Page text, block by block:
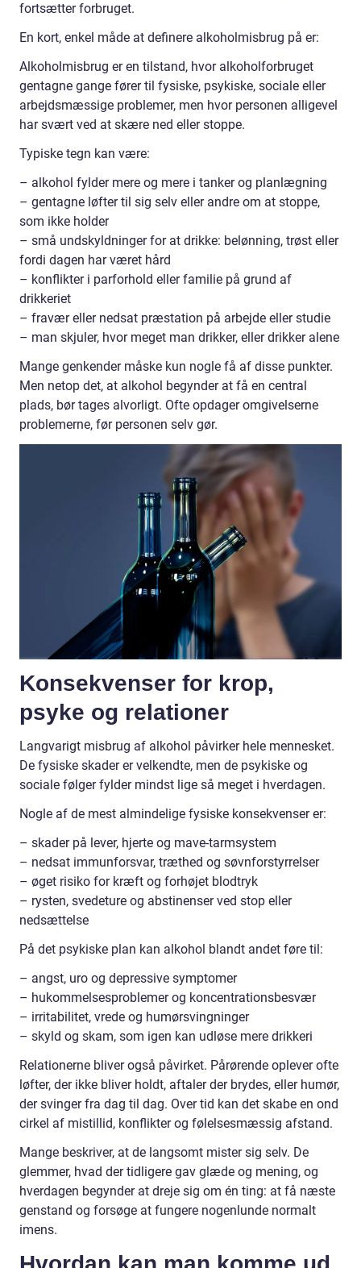
fortsætter forbruget.
En kort, enkel måde at definere alkoholmisbrug på er:
Alkoholmisbrug er en tilstand, hvor alkoholforbruget
gentagne gange fører til fysiske, psykiske, sociale eller
arbejdsmæssige problemer, men hvor personen alligevel
har svært ved at skære ned eller stoppe.
Typiske tegn kan være:
– alkohol fylder mere og mere i tanker og planlægning
– gentagne løfter til sig selv eller andre om at stoppe,
som ikke holder
– små undskyldninger for at drikke: belønning, trøst eller
fordi dagen har været hård
– konflikter i parforhold eller familie på grund af
drikkeriet
– fravær eller nedsat præstation på arbejde eller studie
– man skjuler, hvor meget man drikker, eller drikker alene
Mange genkender måske kun nogle få af disse punkter.
Men netop det, at alkohol begynder at få en central
plads, bør tages alvorligt. Ofte opdager omgivelserne
problemerne, før personen selv gør.
Konsekvenser for krop,
psyke og relationer
Langvarigt misbrug af alkohol påvirker hele mennesket.
De fysiske skader er velkendte, men de psykiske og
sociale følger fylder mindst lige så meget i hverdagen.
Nogle af de mest almindelige fysiske konsekvenser er:
– skader på lever, hjerte og mave-tarmsystem
– nedsat immunforsvar, træthed og søvnforstyrrelser
– øget risiko for kræft og forhøjet blodtryk
– rysten, svedeture og abstinenser ved stop eller
nedsættelse
På det psykiske plan kan alkohol blandt andet føre til:
– angst, uro og depressive symptomer
– hukommelsesproblemer og koncentrationsbesvær
– irritabilitet, vrede og humørsvingninger
– skyld og skam, som igen kan udløse mere drikkeri
Relationerne bliver også påvirket. Pårørende oplever ofte
løfter, der ikke bliver holdt, aftaler der brydes, eller humør,
der svinger fra dag til dag. Over tid kan det skabe en ond
cirkel af mistillid, konflikter og følelsesmæssig afstand.
Mange beskriver, at de langsomt mister sig selv. De
glemmer, hvad der tidligere gav glæde og mening, og
hverdagen begynder at dreje sig om én ting: at få næste
genstand og forsøge at fungere nogenlunde normalt
imens.